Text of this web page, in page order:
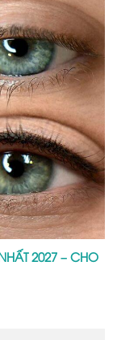
2027 – CHO